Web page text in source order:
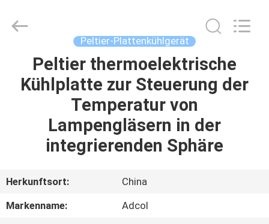
HAUS
PRODUKTE
VIDEOS
ÜBER
UNS
Peltier-Plattenkühlgerät
Peltier thermoelektrische
Kühlplatte zur Steuerung der
Temperatur von
Lampengläsern in der
integrierenden Sphäre
Herkunftsort:
China
Markenname:
Adcol